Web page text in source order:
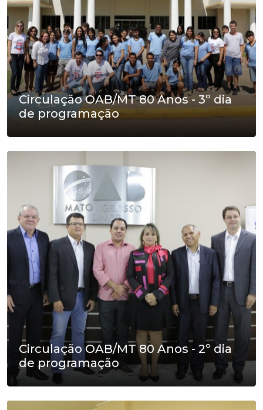
Circulação OAB/MT 80 Anos - 3º dia
de programação
Circulação OAB/MT 80 Anos - 2º dia
de programação